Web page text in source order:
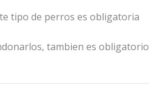
tipo de perros es obligatoria
tambien es obligatorio